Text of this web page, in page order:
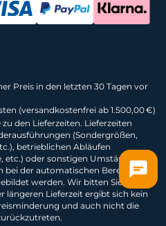
Preis in den letzten 30 Tagen vor
(versandkostenfrei ab 1.500,00 €)
den Lieferzeiten. Lieferzeiten
(Sondergrößen,
betrieblichen Abläufen
etc.) oder sonstigen Umständen
bei der automatischen Berechnung
werden. Wir bitten Sie dies zu
längeren Lieferzeit ergibt sich kein
und auch nicht die